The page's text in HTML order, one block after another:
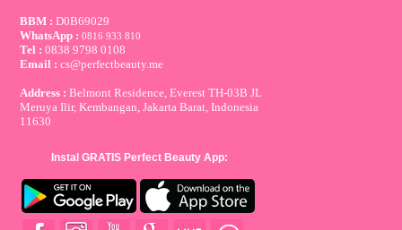
BBM : D0B69029
WhatsApp :0816 933 810
Tel :0838 9798 0108
Email :cs@perfectbeauty.me
Address : Belmont Residence, Everest TH-03B JL
Meruya Ilir, Kembangan, Jakarta Barat, Indonesia
11630
Instal GRATIS Perfect Beauty App: